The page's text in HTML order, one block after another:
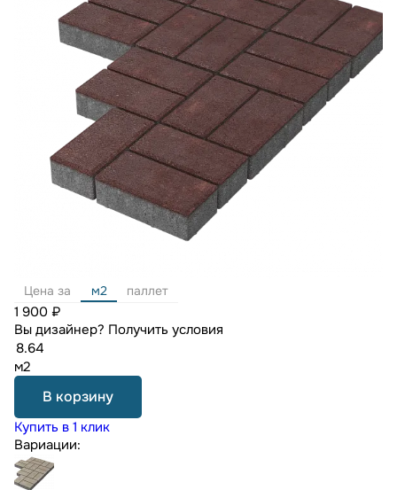
Цена за м2 паллет
1 900 ₽
Вы дизайнер? Получить условия
м2
В корзину
Купить в 1 клик
Вариации: